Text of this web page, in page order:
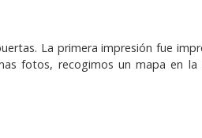
La primera impresión fue
fotos, recogimos un mapa en